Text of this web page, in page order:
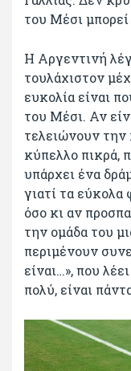
του Μέσι μπορεί
Η Αργεντινή
τουλάχιστον
ευκολία είναι
του Μέσι. Αν
τελειώνουν την
κύπελλο πικρά,
υπάρχει ένα
γιατί τα εύκολα
όσο κι αν
την ομάδα του
περιμένουν
είναι…», που
πολύ, είναι